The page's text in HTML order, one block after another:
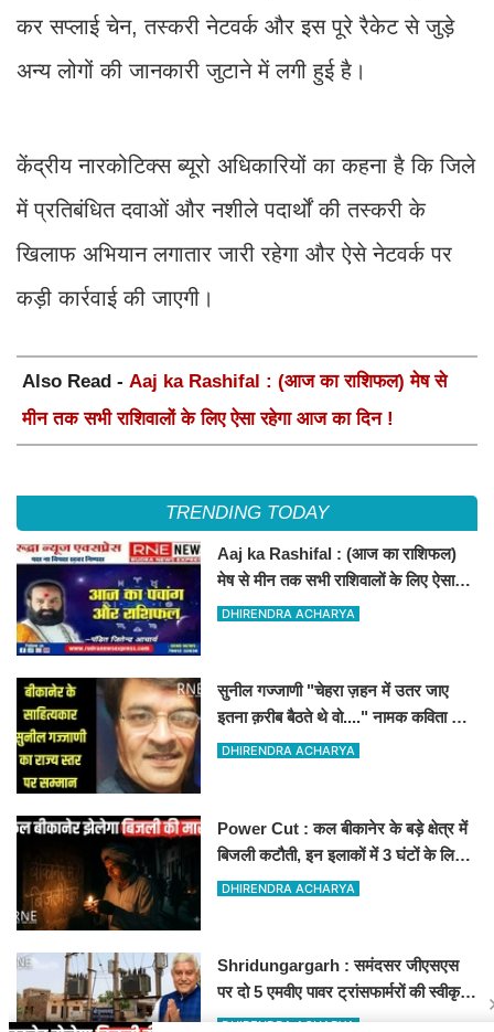
कर सप्लाई चेन, तस्करी नेटवर्क और इस पूरे रैकेट से जुड़े
अन्य लोगों की जानकारी जुटाने में लगी हुई है।
केंद्रीय नारकोटिक्स ब्यूरो अधिकारियों का कहना है कि जिले
में प्रतिबंधित दवाओं और नशीले पदार्थों की तस्करी के
खिलाफ अभियान लगातार जारी रहेगा और ऐसे नेटवर्क पर
कड़ी कार्रवाई की जाएगी।
Also Read - Aaj ka Rashifal : (आज का राशिफल) मेष से
मीन तक सभी राशिवालों के लिए ऐसा रहेगा आज का दिन !
TRENDING TODAY
Aaj ka Rashifal : (आज का राशिफल)
मेष से मीन तक सभी राशिवालों के लिए ऐसा
रहेगा आज का दिन !
DHIRENDRA ACHARYA
सुनील गज्जाणी "चेहरा ज़हन में उतर जाए
इतना क़रीब बैठते थे वो...." नामक कविता के
लिए राज्य स्तर पर सम्मानित होंगे
DHIRENDRA ACHARYA
Power Cut : कल बीकानेर के बड़े क्षेत्र में
बिजली कटौती, इन इलाकों में 3 घंटों के लिए
बिजली रहेगी गुल
DHIRENDRA ACHARYA
Shridungargarh : समंदसर जीएसएस
पर दो 5 एमवीए पावर ट्रांसफार्मरों की स्वीकृति,
विधायक ताराचंद सारस्वत के सतत प्रयास
DHIRENDRA ACHARYA